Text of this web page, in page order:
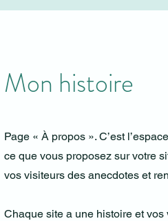
Mon histoire
Page « À propos ». C’est
ce que vous proposez sur votre
vos visiteurs des anecdotes et
Chaque site a une histoire et